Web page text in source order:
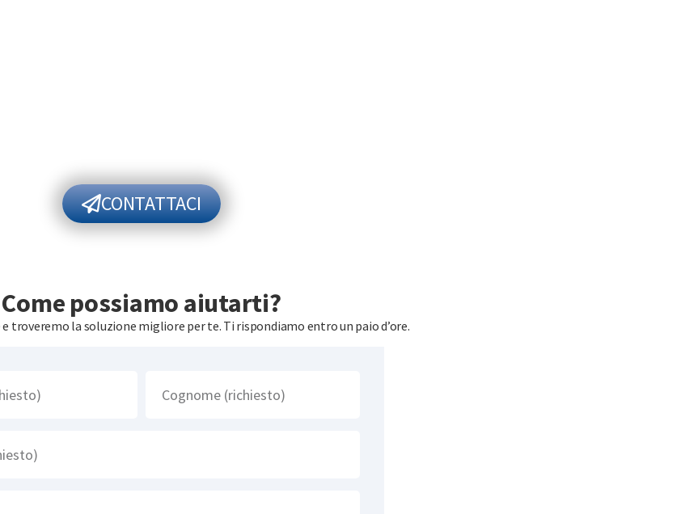
CONTATTACI
Come possiamo aiutarti?
e troveremo la soluzione migliore per te. Ti rispondiamo entro un paio d’ore.